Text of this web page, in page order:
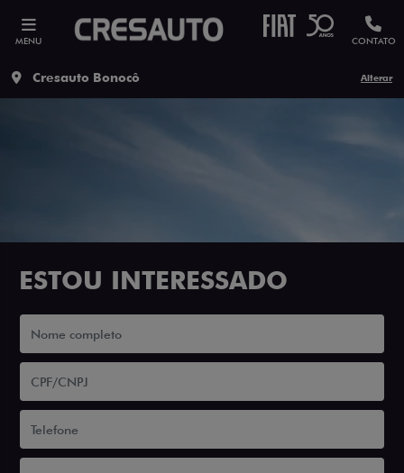
MENU CONTATO
Cresauto Bonocô Alterar
ESTOU INTERESSADO